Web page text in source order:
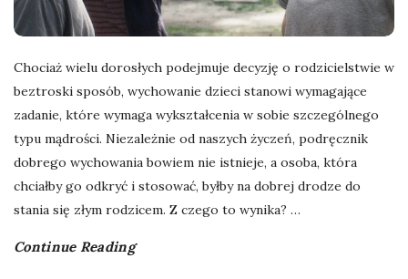
d
r
y
Chociaż wielu dorosłych podejmuje decyzję o rodzicielstwie w
beztroski sposób, wychowanie dzieci stanowi wymagające
zadanie, które wymaga wykształcenia w sobie szczególnego
typu mądrości. Niezależnie od naszych życzeń, podręcznik
dobrego wychowania bowiem nie istnieje, a osoba, która
chciałby go odkryć i stosować, byłby na dobrej drodze do
stania się złym rodzicem. Z czego to wynika? …
Continue Reading